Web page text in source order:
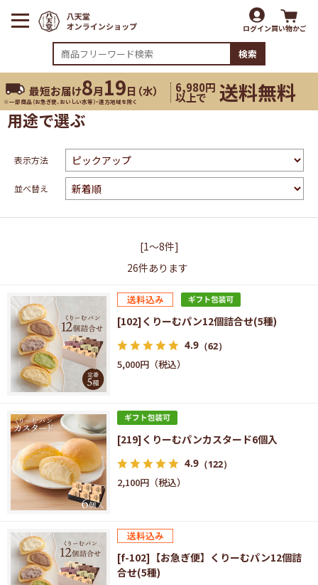
ログイン買い物かご
検索
最短お届け8月19日（水）
※一部商品（お急ぎ便、おいしい水等）・遠方地域を除く
6,980円
以上で 送料無料
用途で選ぶ
表示方法
並べ替え
[1～8件]
26件あります
[102]くりーむパン12個詰合せ(5種)
4.9 （62）
5,000円
[219]くりーむパンカスタード6個入
4.9 （122）
2,100円
[f-102]【お急ぎ便】くりーむパン12個詰
合せ(5種)